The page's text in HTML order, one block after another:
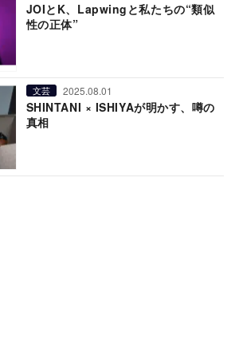
JOIとK、Lapwingと私たちの“類似
性の正体”
文芸 2025.08.01
SHINTANI × ISHIYAが明かす、噂の
真相